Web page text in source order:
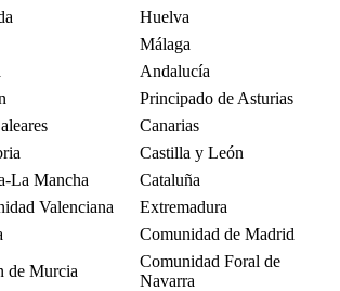
Huelva
Málaga
Andalucía
Principado de Asturias
Canarias
Castilla y León
La Mancha
Cataluña
Valenciana
Extremadura
Comunidad de Madrid
de Murcia
Comunidad Foral de
Navarra